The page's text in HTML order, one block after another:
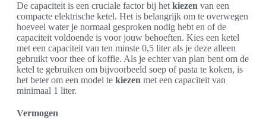
De capaciteit is een cruciale factor bij het kiezen van een
compacte elektrische ketel. Het is belangrijk om te overwegen
hoeveel water je normaal gesproken nodig hebt en of de
capaciteit voldoende is voor jouw behoeften. Kies een ketel
met een capaciteit van ten minste 0,5 liter als je deze alleen
gebruikt voor thee of koffie. Als je echter van plan bent om de
ketel te gebruiken om bijvoorbeeld soep of pasta te koken, is
het beter om een model te kiezen met een capaciteit van
minimaal 1 liter.
Vermogen